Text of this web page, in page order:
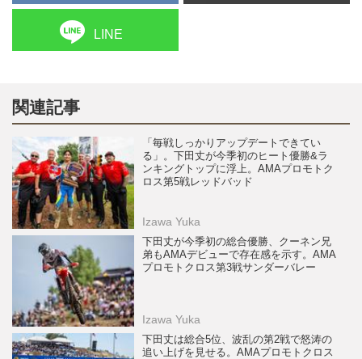
LINE
関連記事
「毎戦しっかりアップデートできてい
る」。下田丈が今季初のヒート優勝&ラ
ンキングトップに浮上。AMAプロモトク
ロス第5戦レッドバッド
Izawa Yuka
下田丈が今季初の総合優勝、クーネン兄
弟もAMAデビューで存在感を示す。AMA
プロモトクロス第3戦サンダーバレー
Izawa Yuka
下田丈は総合5位、波乱の第2戦で怒涛の
追い上げを見せる。AMAプロモトクロス